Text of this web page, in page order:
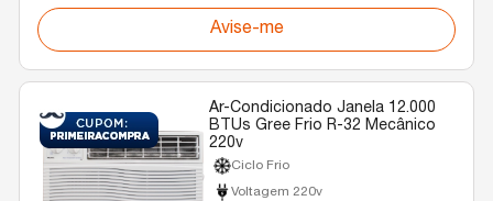
Avise-me
Ar-Condicionado Janela 12.000
BTUs Gree Frio R-32 Mecânico
220v
Ciclo Frio
Voltagem 220v